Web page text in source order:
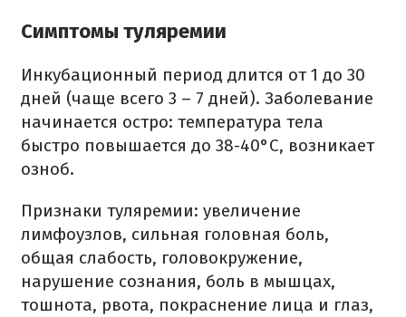
Симптомы туляремии
Инкубационный период длится от 1 до 30
дней (чаще всего 3 – 7 дней). Заболевание
начинается остро: температура тела
быстро повышается до 38-40°C, возникает
озноб.
Признаки туляремии: увеличение
лимфоузлов, сильная головная боль,
общая слабость, головокружение,
нарушение сознания, боль в мышцах,
тошнота, рвота, покраснение лица и глаз,